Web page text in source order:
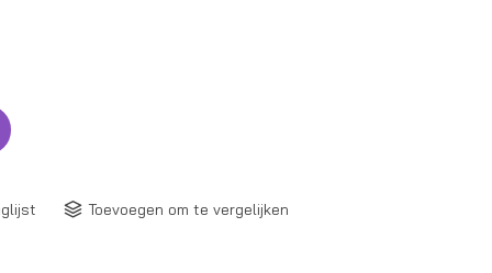
Toevoegen om te vergelijken